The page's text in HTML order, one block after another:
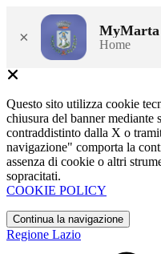
× MyMarta
Home
Questo sito utilizza cookie
chiusura del banner mediante
contraddistinto dalla X o
navigazione" comporta la
assenza di cookie o altri
sopracitati.
COOKIE POLICY
Continua la navigazione
Regione Lazio